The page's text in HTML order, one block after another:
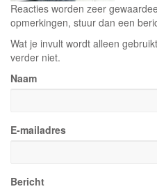
Reacties worden zeer
opmerkingen, stuur dan een
Wat je invult wordt alleen
verder niet.
Naam
E-mailadres
Bericht